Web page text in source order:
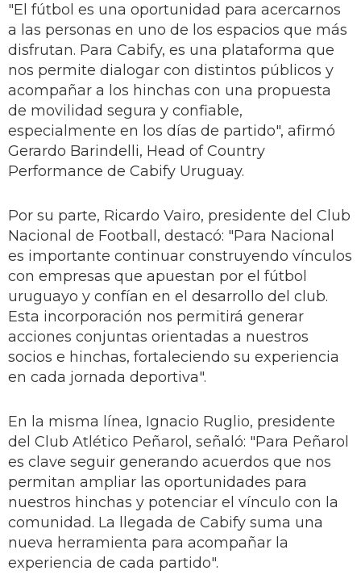
"El fútbol es una oportunidad para acercarnos
a las personas en uno de los espacios que más
disfrutan. Para Cabify, es una plataforma que
nos permite dialogar con distintos públicos y
acompañar a los hinchas con una propuesta
de movilidad segura y confiable,
especialmente en los días de partido", afirmó
Gerardo Barindelli, Head of Country
Performance de Cabify Uruguay.
Por su parte, Ricardo Vairo, presidente del Club
Nacional de Football, destacó: "Para Nacional
es importante continuar construyendo vínculos
con empresas que apuestan por el fútbol
uruguayo y confían en el desarrollo del club.
Esta incorporación nos permitirá generar
acciones conjuntas orientadas a nuestros
socios e hinchas, fortaleciendo su experiencia
en cada jornada deportiva".
En la misma línea, Ignacio Ruglio, presidente
del Club Atlético Peñarol, señaló: "Para Peñarol
es clave seguir generando acuerdos que nos
permitan ampliar las oportunidades para
nuestros hinchas y potenciar el vínculo con la
comunidad. La llegada de Cabify suma una
nueva herramienta para acompañar la
experiencia de cada partido".